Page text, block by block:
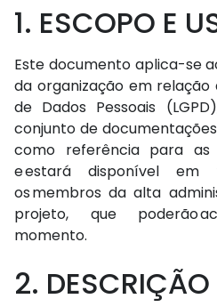
1. ESCOPO E
Este documento aplica-se
da organização em relação
de Dados Pessoais
conjunto de
como referência para as
e estará disponível
os membros da alta
projeto, que poderão
momento.
2. DESCRIÇÃO